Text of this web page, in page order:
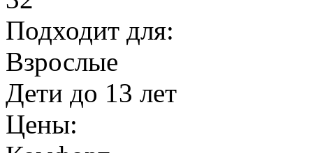
Подходит для:
Взрослые
Дети до 13 лет
Цены: